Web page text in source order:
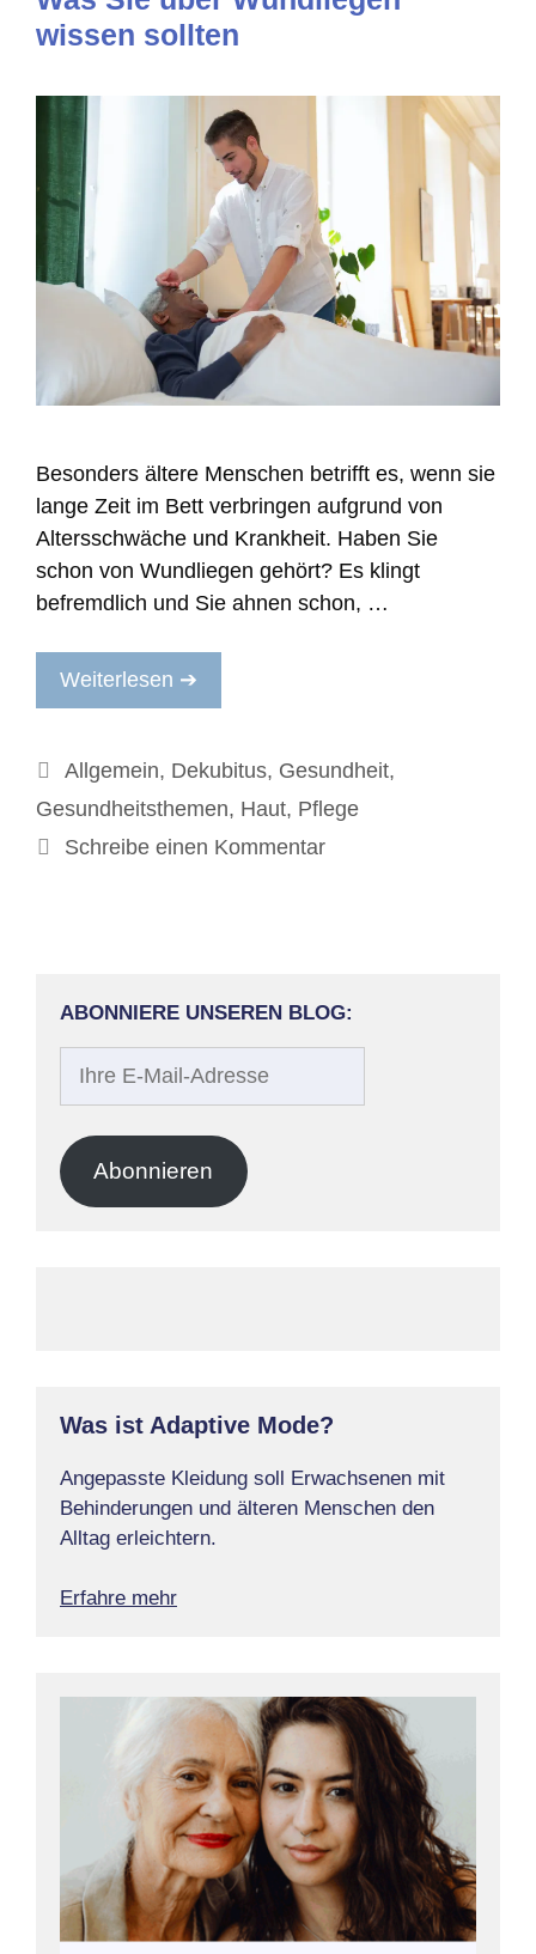
wissen sollten
Besonders ältere Menschen betrifft es, wenn sie
lange Zeit im Bett verbringen aufgrund von
Altersschwäche und Krankheit. Haben Sie
schon von Wundliegen gehört? Es klingt
befremdlich und Sie ahnen schon, …
Weiterlesen ➔
Kategorien
Allgemein, Dekubitus, Gesundheit,
Gesundheitsthemen, Haut, Pflege
Schreibe einen Kommentar
ABONNIERE UNSEREN BLOG:
Adresse
Abonnieren
Was ist Adaptive Mode?
Angepasste Kleidung soll Erwachsenen mit
Behinderungen und älteren Menschen den
Alltag erleichtern.
Erfahre mehr